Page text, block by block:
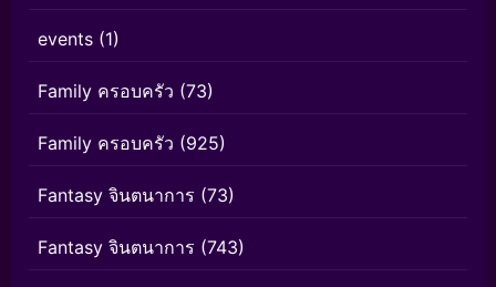
events (1)
Family ครอบครัว (73)
Family ครอบครัว (925)
Fantasy จินตนาการ (73)
Fantasy จินตนาการ (743)